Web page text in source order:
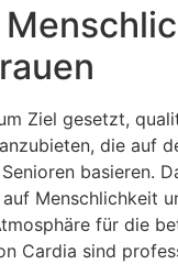
Ziel gesetzt,
die auf
basieren.
Menschlichkeit
für die
Cardia sind